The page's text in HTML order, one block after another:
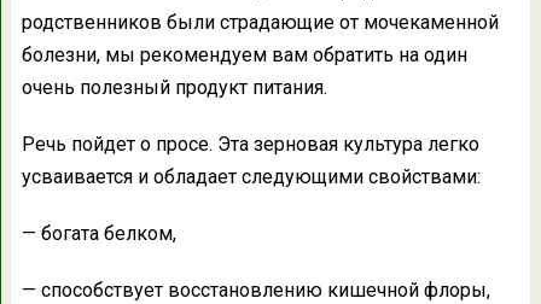
родственников были страдающие от мочекаменной
болезни, мы рекомендуем вам обратить на один
очень полезный продукт питания.
Речь пойдет о просе. Эта зерновая культура легко
усваивается и обладает следующими свойствами:
— богата белком,
— способствует восстановлению кишечной флоры,